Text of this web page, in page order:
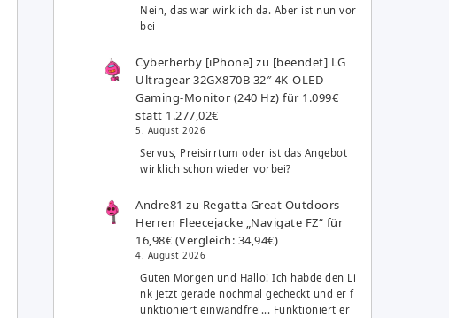
Nein, das war wirklich da. Aber ist nun vor
bei
Cyberherby [iPhone] zu [beendet] LG
Ultragear 32GX870B 32″ 4K-OLED-
Gaming-Monitor (240 Hz) für 1.099€
statt 1.277,02€
5. August 2026
Servus, Preisirrtum oder ist das Angebot
wirklich schon wieder vorbei?
Andre81 zu Regatta Great Outdoors
Herren Fleecejacke „Navigate FZ“ für
16,98€ (Vergleich: 34,94€)
4. August 2026
Guten Morgen und Hallo! Ich habde den Li
nk jetzt gerade nochmal gecheckt und er f
unktioniert einwandfrei... Funktioniert er